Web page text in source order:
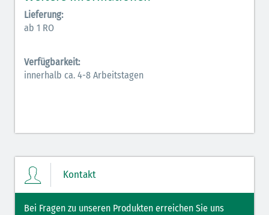
Antiarrhythmika (rot-blau)
Elektrolyte Kalium (grün-blau)
Hormone Insulin (braun-gelb)
Lieferung:
ab 1 RO
Verfügbarkeit:
innerhalb ca. 4-8 Arbeitstagen
Kontakt
Bei Fragen zu unseren Produkten erreichen Sie uns